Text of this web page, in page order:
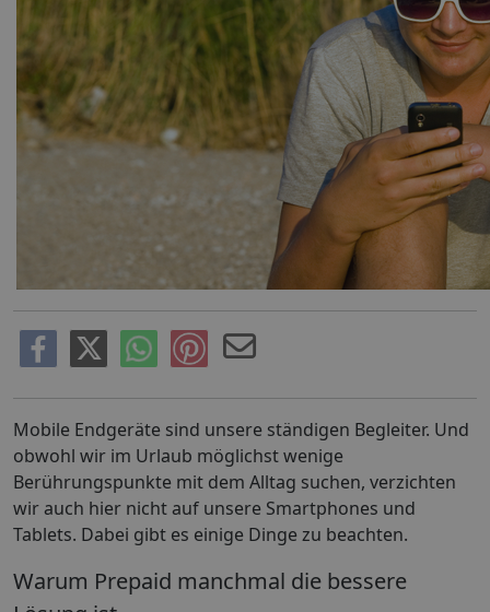
Mobile Endgeräte sind unsere ständigen Begleiter. Und
obwohl wir im Urlaub möglichst wenige
Berührungspunkte mit dem Alltag suchen, verzichten
wir auch hier nicht auf unsere Smartphones und
Tablets. Dabei gibt es einige Dinge zu beachten.
Warum Prepaid manchmal die bessere